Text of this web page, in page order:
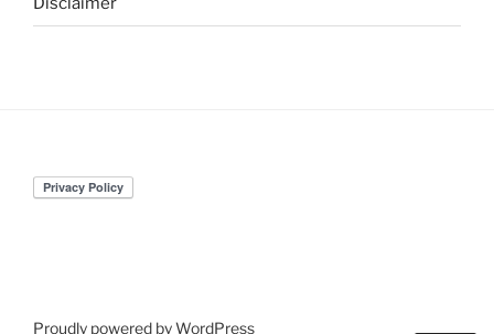
Proudly powered by WordPress